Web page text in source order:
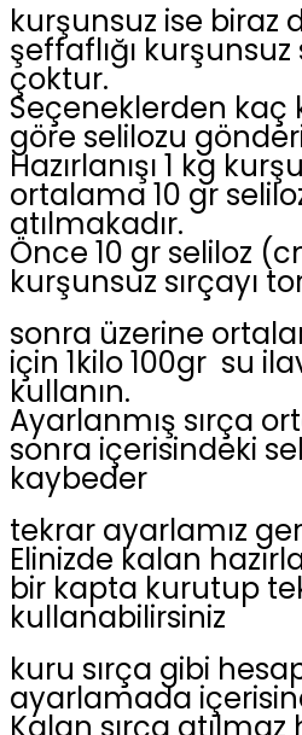
kurşunsuz ise biraz
şeffaflığı kurşunsuz
çoktur.
Seçeneklerden kaç
göre selilozu
Hazırlanışı 1 kg
ortalama 10 gr
atılmakadır.
Önce 10 gr seliloz
kurşunsuz sırçayı
sonra üzerine
için 1kilo 100gr su
kullanın.
Ayarlanmış sırça
sonra içerisindeki
kaybeder
tekrar ayarlamız
Elinizde kalan
bir kapta kurutup
kullanabilirsiniz
kuru sırça gibi
ayarlamada